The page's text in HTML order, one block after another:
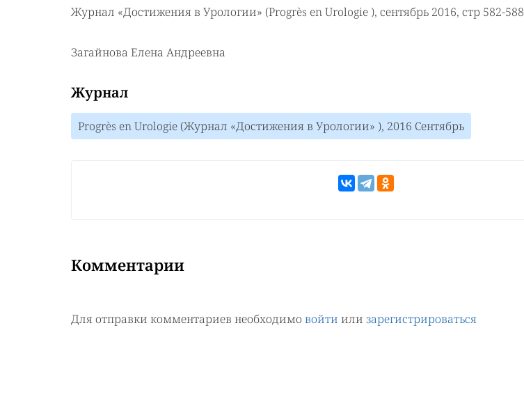
Журнал «Достижения в Урологии» (Progrès en Urologie ), сентябрь 2016, стр 582-588
Загайнова Елена Андреевна
Журнал
Progrès en Urologie (Журнал «Достижения в Урологии» ), 2016 Сентябрь
Комментарии
Для отправки комментариев необходимо войти или зарегистрироваться